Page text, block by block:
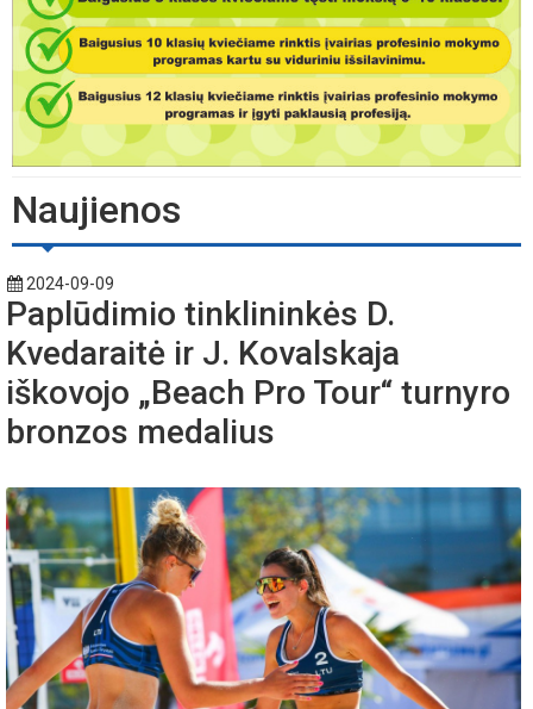
Naujienos
2024-09-09
Paplūdimio tinklininkės D.
Kvedaraitė ir J. Kovalskaja
iškovojo „Beach Pro Tour“ turnyro
bronzos medalius